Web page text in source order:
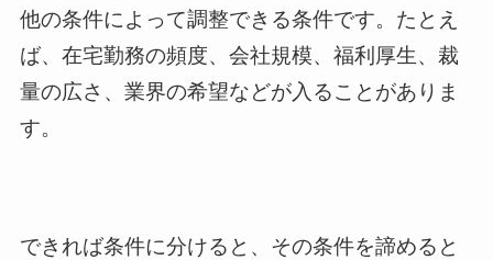
他の条件によって調整できる条件です。たとえ
ば、在宅勤務の頻度、会社規模、福利厚生、裁
量の広さ、業界の希望などが入ることがありま
す。
できれば条件に分けると、その条件を諦めると